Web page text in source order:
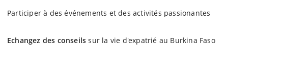
Participer à des événements et des activités passionantes
Echangez des conseils sur la vie d'expatrié au Burkina Faso